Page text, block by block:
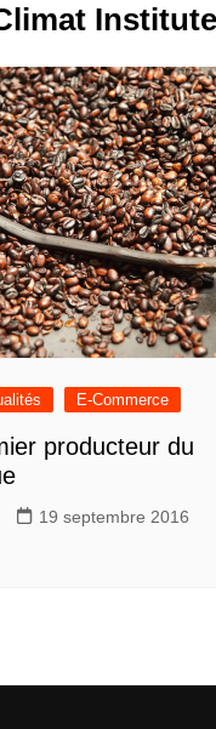
Institute
E-Commerce
producteur du
19 septembre 2016